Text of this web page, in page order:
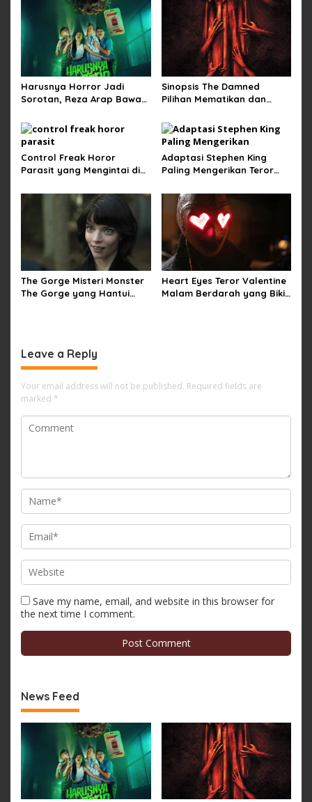
Harusnya Horror Jadi
Sorotan, Reza Arap Bawa
Sinopsis The Damned
Pilihan Mematikan dan
Dingin
Control Freak Horor
Parasit yang Mengintai di
Adaptasi Stephen King
Paling Mengerikan Teror
Monkey
The Gorge Misteri Monster
The Gorge yang Hantui
Heart Eyes Teror Valentine
Malam Berdarah yang Bikin
Leave a Reply
Your email address will not be published. Required fields are
marked *
Save my name, email, and website in this browser for
the next time I comment.
News Feed